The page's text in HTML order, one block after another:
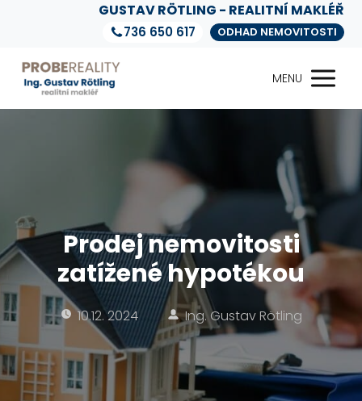
GUSTAV RÖTLING - REALITNÍ MAKLÉŘ
736 650 617 ODHAD NEMOVITOSTI
MENU
Prodej nemovitosti
zatížené hypotékou
10.12. 2024 Ing. Gustav Rötling